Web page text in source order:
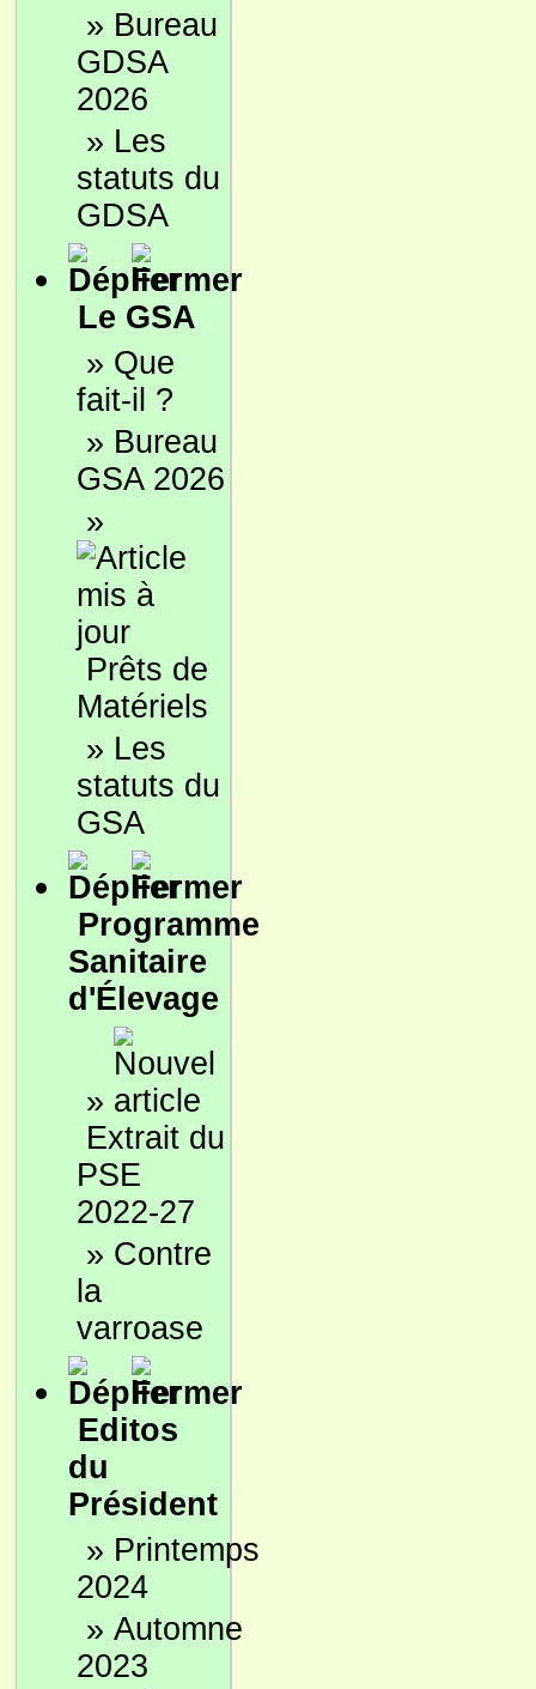
» Bureau
GDSA
2026
» Les
statuts du
GDSA
Le GSA
» Que
fait-il ?
» Bureau
GSA 2026
»
Prêts de
Matériels
» Les
statuts du
GSA
Programme
Sanitaire
d'Élevage
»
Extrait du
PSE
2022-27
» Contre
la
varroase
Editos
du
Président
» Printemps
2024
» Automne
2023